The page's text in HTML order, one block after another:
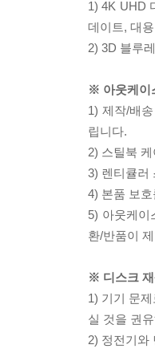
1) 4K UHD
데이트, 대
2) 3D 블루
※ 아웃케이
1) 제작/배
립니다.
2) 스틸북
3) 렌티큘러
4) 본품 보
5) 아웃케이
환/반품이
※ 디스크
1) 기기 문
실 것을 권
2) 정전기와